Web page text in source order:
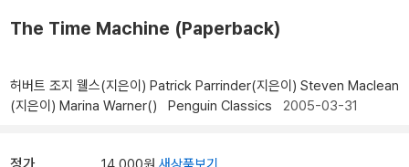
The Time Machine (Paperback)
허버트 조지 웰스(지은이) Patrick Parrinder(지은이) Steven Maclean
(지은이) Marina Warner() Penguin Classics 2005-03-31